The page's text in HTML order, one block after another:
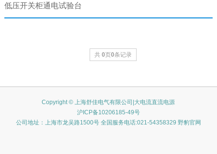
低压开关柜通电试验台
共0页0条记录
Copyright © 上海舒佳电气有限公司|大电流直流电源
沪ICP备10206185-49号
公司地址：上海市龙吴路1500号 全国服务电话:021-54358329 野豹官网